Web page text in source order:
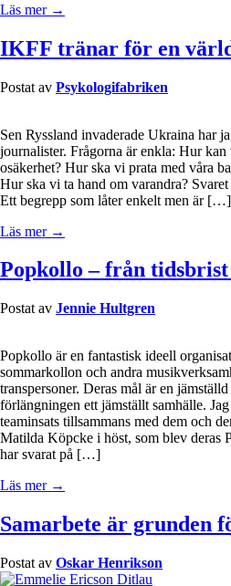
Läs mer →
IKFF tränar för en
Postat av Psykologifabriken
Sen Ryssland invaderade Ukraina har
journalister. Frågorna är enkla: Hur kan
osäkerhet? Hur ska vi prata med våra
Hur ska vi ta hand om varandra?
Ett begrepp som låter enkelt men är […]
Läs mer →
Popkollo – från
Postat av Jennie Hultgren
Popkollo är en fantastisk ideell
sommarkollon och andra
transpersoner. Deras mål är en
förlängningen ett jämställt samhälle.
teaminsats tillsammans med dem och
Matilda Köpcke i höst, som blev deras
har svarat på […]
Läs mer →
Samarbete är grunden
Postat av Oskar Henrikson